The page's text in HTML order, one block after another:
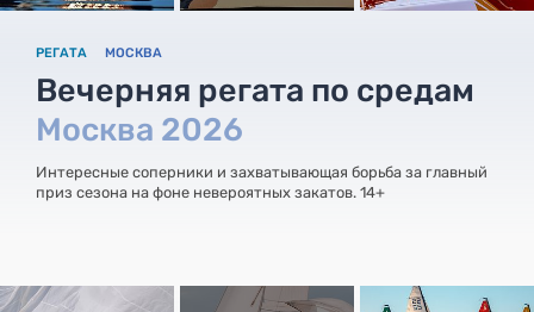
РЕГАТА МОСКВА
Вечерняя регата по средам
Москва 2026
Интересные соперники и захватывающая борьба за главный
приз сезона на фоне невероятных закатов. 14+